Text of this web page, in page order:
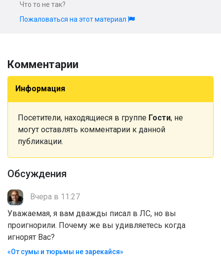
Что то не так?
Пожаловаться на этот материал
Комментарии
Информация
Посетители, находящиеся в группе Гости, не
могут оставлять комментарии к данной
публикации.
Обсуждения
Вчера в 11:27
Уважаемая, я вам дважды писал в ЛС, но вы
проигнорили. Почему же вы удивляетесь когда
игнорят Вас?
«От сумы и тюрьмы не зарекайся»